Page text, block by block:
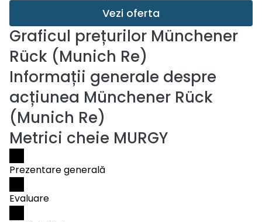
Vezi oferta
Graficul prețurilor Münchener
Rück (Munich Re)
Informații generale despre
acțiunea Münchener Rück
(Munich Re)
Metrici cheie MURGY
Prezentare generală
Evaluare